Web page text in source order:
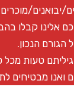
יבואנים/
אלינו קבלו
הגורם הנכון.
טעות
ואנו מבטיחים